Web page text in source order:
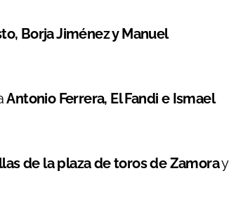
Borja Jiménez y Manuel
Antonio Ferrera, El Fandi e Ismael
de la plaza de toros de Zamoray